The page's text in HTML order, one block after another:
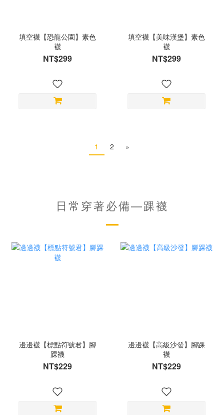
填空襪【恐龍公園】素色
襪
NT$299
填空襪【美味漢堡】素色
襪
NT$299
1 2 »
日常穿著必備—踝襪
邊邊襪【標點符號君】腳
踝襪
NT$229
邊邊襪【高級沙發】腳踝
襪
NT$229